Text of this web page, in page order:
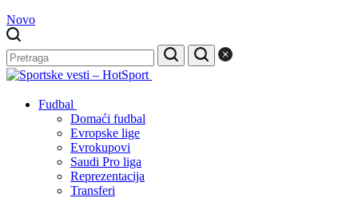
Novo
Fudbal
Domaći fudbal
Evropske lige
Evrokupovi
Saudi Pro liga
Reprezentacija
Transferi